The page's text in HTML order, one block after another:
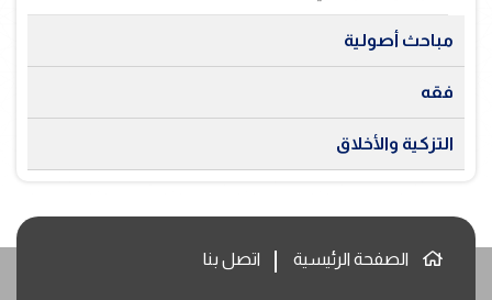
مباحث أصولية
فقه
التزكية والأخلاق
الصفحة الرئيسية اتصل بنا